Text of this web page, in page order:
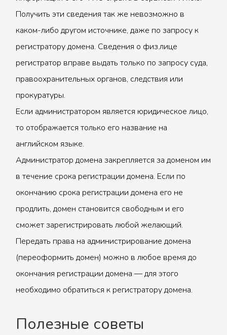
Получить эти сведения так же невозможно в
каком-либо другом источнике, даже по запросу к
регистратору домена. Сведения о физ.лице
регистратор вправе выдать только по запросу суда,
правоохранительных органов, следствия или
прокуратуры.
Если администратором является юридическое лицо,
то отображается только его название на
английском языке.
Администратор домена закрепляется за доменом им
в течение срока регистрации домена. Если по
окончанию срока регистрации домена его не
продлить, домен становится свободным и его
сможет зарегистрировать любой желающий.
Передать права на администрирование домена
(переоформить домен) можно в любое время до
окончания регистрации домена — для этого
необходимо обратиться к регистратору домена.
Полезные советы